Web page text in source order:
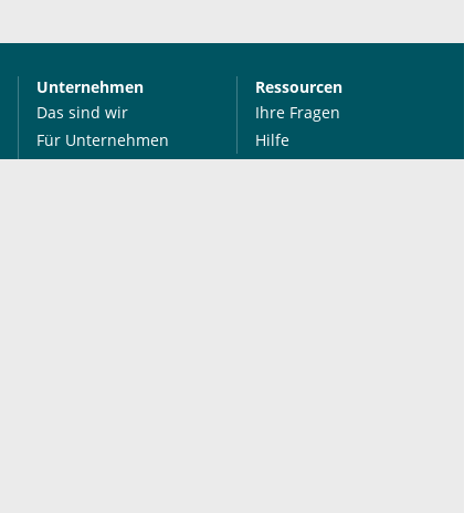
Unternehmen
Das sind wir
Für Unternehmen
Ressourcen
Ihre Fragen
Hilfe